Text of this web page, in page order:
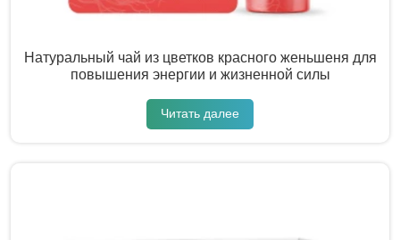
Натуральный чай из цветков красного женьшеня для
повышения энергии и жизненной силы
Читать далее